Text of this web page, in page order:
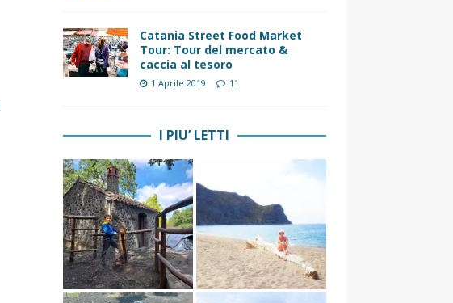
Catania Street Food Market
Tour: Tour del mercato &
caccia al tesoro
1 Aprile 2019 11
I PIU’ LETTI